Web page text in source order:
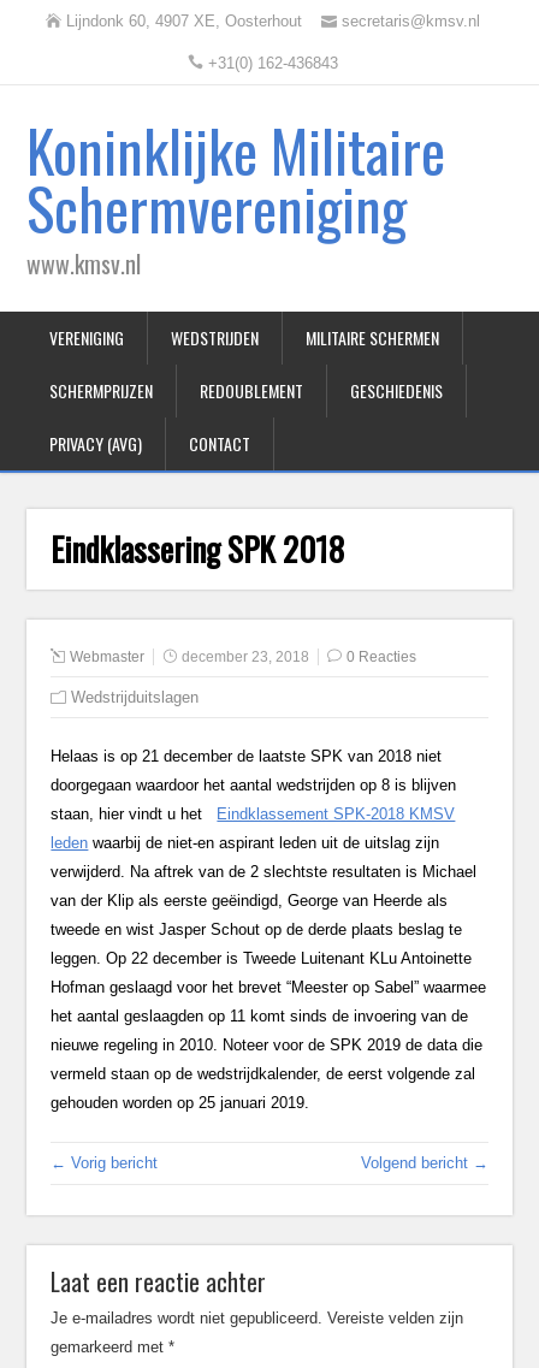
Lijndonk 60, 4907 XE, Oosterhout secretaris@kmsv.nl
+31(0) 162-436843
Koninklijke Militaire
Schermvereniging
www.kmsv.nl
VERENIGING WEDSTRIJDEN MILITAIRE SCHERMEN
SCHERMPRIJZEN REDOUBLEMENT GESCHIEDENIS
PRIVACY (AVG) CONTACT
Eindklassering SPK 2018
Webmaster december 23, 2018 0 Reacties
Wedstrijduitslagen
Helaas is op 21 december de laatste SPK van 2018 niet
doorgegaan waardoor het aantal wedstrijden op 8 is blijven
staan, hier vindt u het
Eindklassement SPK-2018 KMSV
leden waarbij de niet-en aspirant leden uit de uitslag zijn
verwijderd. Na aftrek van de 2 slechtste resultaten is Michael
van der Klip als eerste geëindigd, George van Heerde als
tweede en wist Jasper Schout op de derde plaats beslag te
leggen. Op 22 december is Tweede Luitenant KLu Antoinette
Hofman geslaagd voor het brevet “Meester op Sabel” waarmee
het aantal geslaagden op 11 komt sinds de invoering van de
nieuwe regeling in 2010. Noteer voor de SPK 2019 de data die
vermeld staan op de wedstrijdkalender, de eerst volgende zal
gehouden worden op 25 januari 2019.
← Vorig bericht Volgend bericht →
Laat een reactie achter
Je e-mailadres wordt niet gepubliceerd. Vereiste velden zijn
gemarkeerd met*